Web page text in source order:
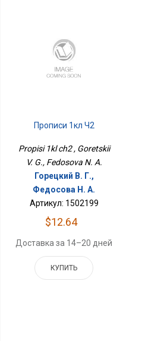
Прописи 1кл Ч2
Propisi 1kl ch2 , Goretskii
V. G., Fedosova N. A.
Горецкий В. Г.,
Федосова Н. А.
Артикул: 1502199
$12.64
Доставка за 14–20 дней
КУПИТЬ